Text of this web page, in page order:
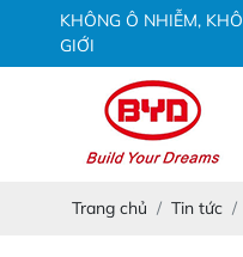
KHÔNG Ô NHIỄM, KHÔ
GIỚI
Trang chủ Tin tức